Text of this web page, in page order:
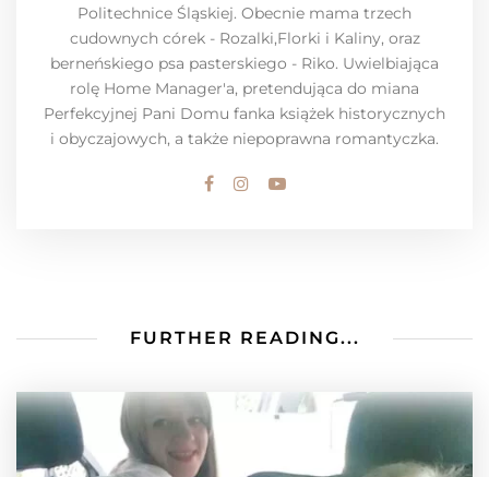
Politechnice Śląskiej. Obecnie mama trzech
cudownych córek - Rozalki,Florki i Kaliny, oraz
berneńskiego psa pasterskiego - Riko. Uwielbiająca
rolę Home Manager'a, pretendująca do miana
Perfekcyjnej Pani Domu fanka książek historycznych
i obyczajowych, a także niepoprawna romantyczka.
FURTHER READING...